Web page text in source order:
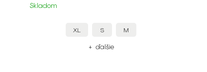
Skladom
XL S M
+ ďalšie